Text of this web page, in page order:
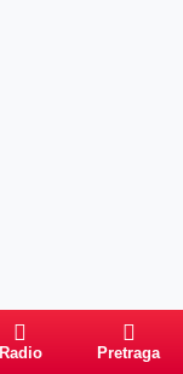
Radio Pretraga